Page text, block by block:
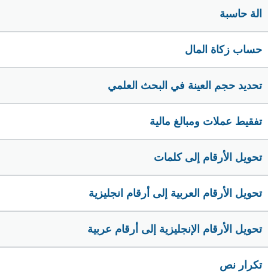
الة حاسبة
حساب زكاة المال
تحديد حجم العينة في البحث العلمي
تفقيط عملات ومبالغ مالية
تحويل الأرقام إلى كلمات
تحويل الأرقام العربية إلى أرقام انجليزية
تحويل الأرقام الإنجليزية إلى أرقام عربية
تكرار نص